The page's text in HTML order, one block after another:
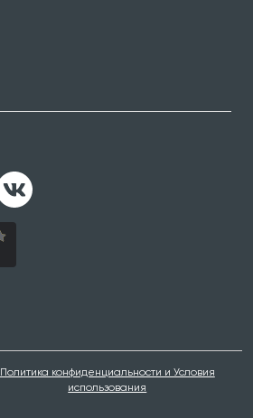
Политика конфиденциальности и Условия
использования